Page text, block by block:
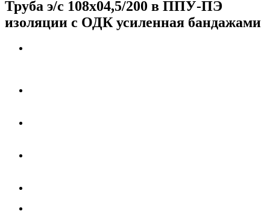
Труба э/с 108х04,5/200 в ППУ-ПЭ
изоляции с ОДК усиленная бандажами